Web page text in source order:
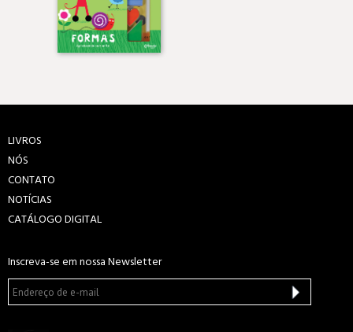
LIVROS
NÓS
CONTATO
NOTÍCIAS
CATÁLOGO DIGITAL
Inscreva-se em nossa Newsletter